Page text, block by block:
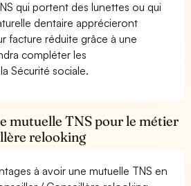
qui portent des lunettes ou qui
dentaire apprécieront
facture réduite grâce à une
compléter les
Sécurité sociale.
mutuelle TNS pour le métier
relooking
à avoir une mutuelle TNS en